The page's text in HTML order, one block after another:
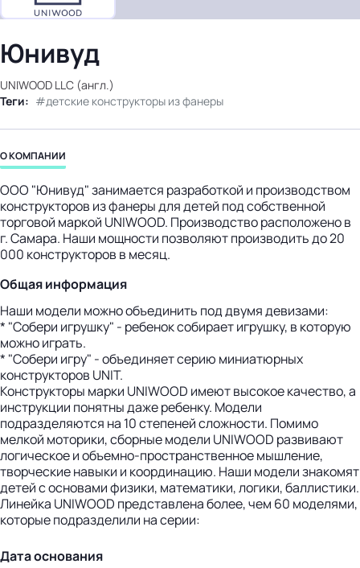
новости
видео
события
бизнес-центр
Юнивуд
UNIWOOD LLC (англ.)
Теги:
детские конструкторы из фанеры
О КОМПАНИИ
ООО "Юнивуд" занимается разработкой и производством
конструкторов из фанеры для детей под собственной
торговой маркой UNIWOOD. Производство расположено в
г. Самара. Наши мощности позволяют производить до 20
000 конструкторов в месяц.
Общая информация
Наши модели можно объединить под двумя девизами:
* "Собери игрушку" - ребенок собирает игрушку, в которую
можно играть.
* "Собери игру" - объединяет серию миниатюрных
конструкторов UNIT.
Конструкторы марки UNIWOOD имеют высокое качество, а
инструкции понятны даже ребенку. Модели
подразделяются на 10 степеней сложности. Помимо
мелкой моторики, сборные модели UNIWOOD развивают
логическое и объемно-пространственное мышление,
творческие навыки и координацию. Наши модели знакомят
детей с основами физики, математики, логики, баллистики.
Линейка UNIWOOD представлена более, чем 60 моделями,
которые подразделили на серии:
Дата основания